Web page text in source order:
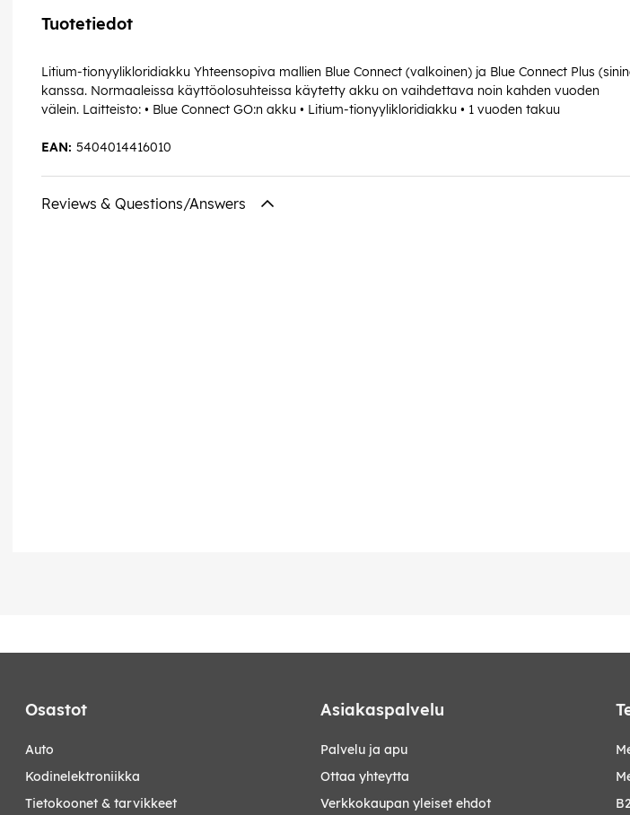
Tuotetiedot
Litium-tionyylikloridiakku Yhteensopiva mallien Blue Connect (valkoinen) ja Blue Connect Plus
kanssa. Normaaleissa käyttöolosuhteissa käytetty akku on vaihdettava noin kahden vuoden
välein. Laitteisto: • Blue Connect GO:n akku • Litium-tionyylikloridiakku • 1 vuoden takuu
5404014416010
EAN:
Reviews & Questions/Answers
Osastot
auto
kodinelektroniikka
tietokoonet & tarvikkeet
Asiakaspalvelu
Palvelu ja apu
Ottaa yhteytta
Verkkokaupan yleiset ehdot